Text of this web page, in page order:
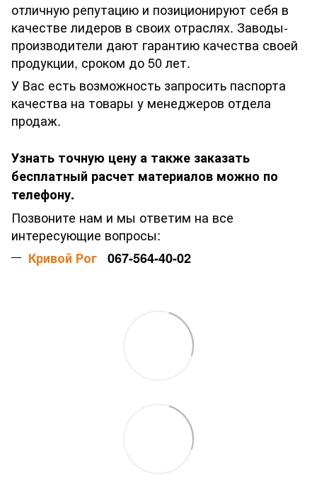
отличную репутацию и позиционируют себя в
качестве лидеров в своих отраслях. Заводы-
производители дают гарантию качества своей
продукции, сроком до 50 лет.
У Вас есть возможность запросить паспорта
качества на товары у менеджеров отдела
продаж.
Узнать точную цену а также заказать
бесплатный расчет материалов можно по
телефону.
Позвоните нам и мы ответим на все
интересующие вопросы:
Кривой Рог 067-564-40-02